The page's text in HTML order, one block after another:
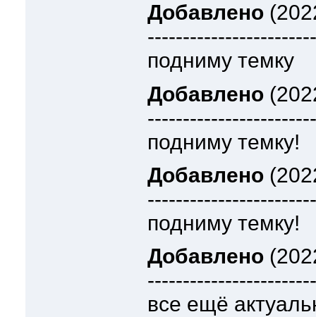
Добавлено
подниму темку
Добавлено
подниму темку!
Добавлено
подниму темку!
Добавлено
все ещё